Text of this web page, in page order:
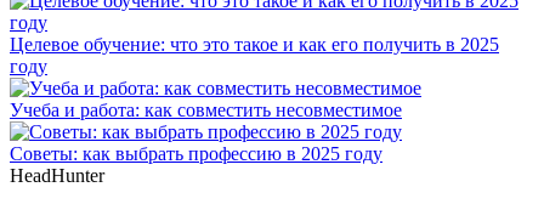
Целевое обучение: что это такое и как его получить в 2025
году
Учеба и работа: как совместить несовместимое
Советы: как выбрать профессию в 2025 году
HeadHunter